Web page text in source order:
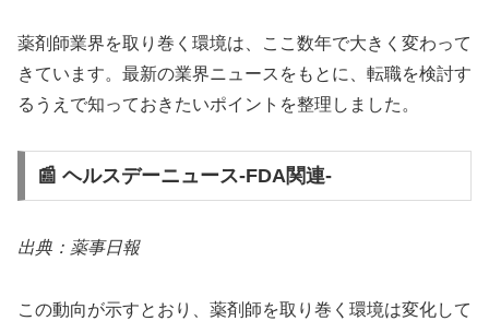
薬剤師業界を取り巻く環境は、ここ数年で大きく変わって
きています。最新の業界ニュースをもとに、転職を検討す
るうえで知っておきたいポイントを整理しました。
📰 ヘルスデーニュース‐FDA関連‐
出典：薬事日報
この動向が示すとおり、薬剤師を取り巻く環境は変化して